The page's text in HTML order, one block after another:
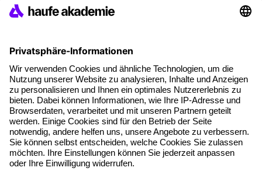
Führung im KI-Zeitalter: Wie Human-AI-Leadership Teams
stark macht
Operatives Personalmanagement: Aufgaben, Prozesse
und Grundlagen im Überblick
KI Texte menschlicher machen und unverwechselbar
bleiben
KI-Projekte zum Erfolg bringen